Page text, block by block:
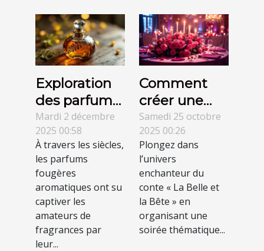
Exploration
des parfums
fougères
aromatiques
à travers les
âges
Mardi 2 décembre
2025 00:58
À travers les siècles,
les parfums
fougères
aromatiques ont su
captiver les
amateurs de
fragrances par
leur...
Comment
créer une
soirée
thématique
autour de la
Belle et la
Bête ?
Samedi 25 octobre
2025 00:26
Plongez dans
l’univers
enchanteur du
conte « La Belle et
la Bête » en
organisant une
soirée thématique...